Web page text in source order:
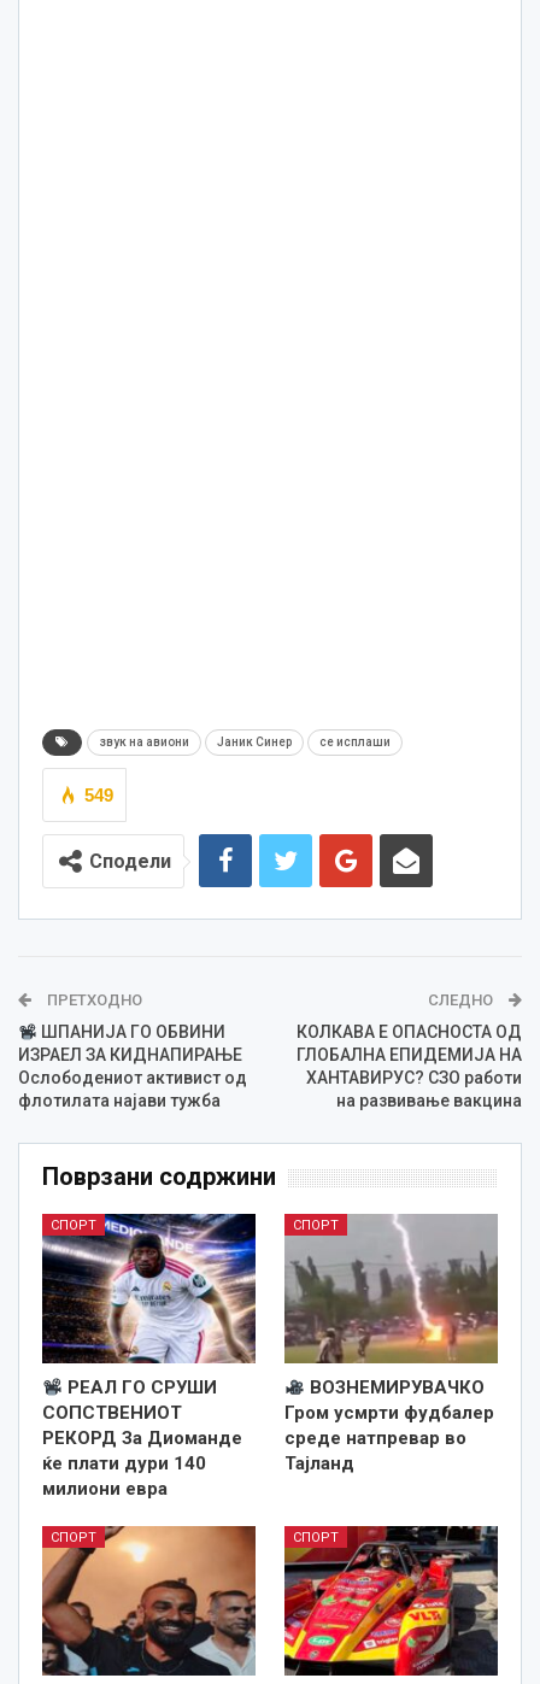
звук на авиони Јаник Синер се исплаши
549
Сподели
ПРЕТХОДНО
ШПАНИЈА ГО ОБВИНИ
ИЗРАЕЛ ЗА КИДНАПИРАЊЕ
Oслободениот активист од
флотилата најави тужба
СЛЕДНО
КОЛКАВА Е ОПАСНОСТА ОД
ГЛОБАЛНА ЕПИДЕМИЈА НА
ХАНТАВИРУС? СЗО работи
на развивање вакцина
Поврзани содржини
СПОРТ
РЕАЛ ГО СРУШИ
СОПСТВЕНИОТ
РЕКОРД За Диоманде
ќе плати дури 140
милиони евра
СПОРТ
ВОЗНЕМИРУВАЧКО
Гром усмрти фудбалер
среде натпревар во
Тајланд
СПОРТ СПОРТ